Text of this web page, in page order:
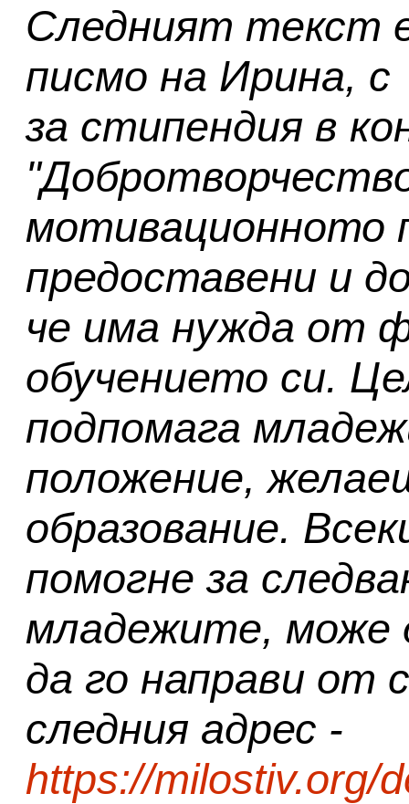
Следният текст
писмо на Ирина, с
за стипендия в
мотивационното
предоставени и
че има нужда от
обучението си.
подпомага
положение,
образование.
помогне за
младежите, може
да го направи от
следния адрес -
https://milostiv.org/